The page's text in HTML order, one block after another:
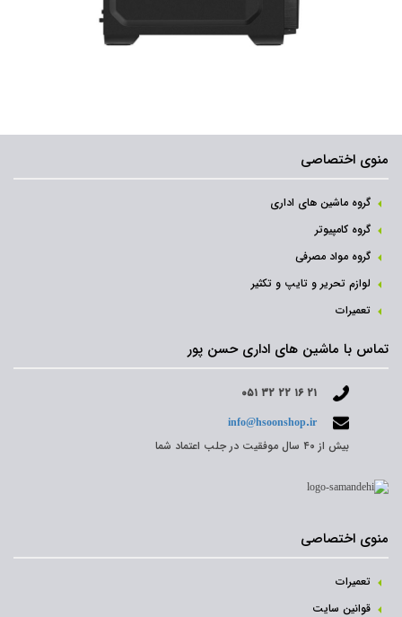
منوی اختصاصی
گروه ماشین های اداری
گروه کامپیوتر
گروه مواد مصرفی
لوازم تحریر و تایپ و تکثیر
تعمیرات
تماس با ماشین های اداری حسن پور
۰۵۱ ۳۲ ۲۲ ۱۶ ۲۱
info@hsoonshop.ir
بیش از ۴۰ سال موفقیت در جلب اعتماد شما
منوی اختصاصی
تعمیرات
قوانین سایت